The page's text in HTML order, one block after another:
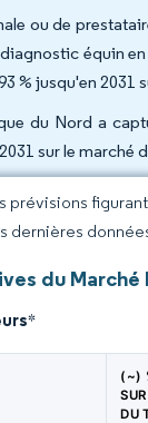
ou de
équin
% jusqu'en
du Nord a
sur le
prévisions
dernières
du
*
(~)
DU